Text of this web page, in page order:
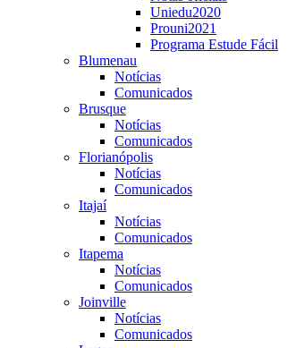
Uniedu2020
Prouni2021
Programa Estude Fácil
Blumenau
Notícias
Comunicados
Brusque
Notícias
Comunicados
Florianópolis
Notícias
Comunicados
Itajaí
Notícias
Comunicados
Itapema
Notícias
Comunicados
Joinville
Notícias
Comunicados